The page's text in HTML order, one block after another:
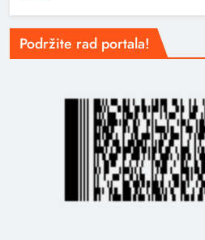
Podržite rad portala!